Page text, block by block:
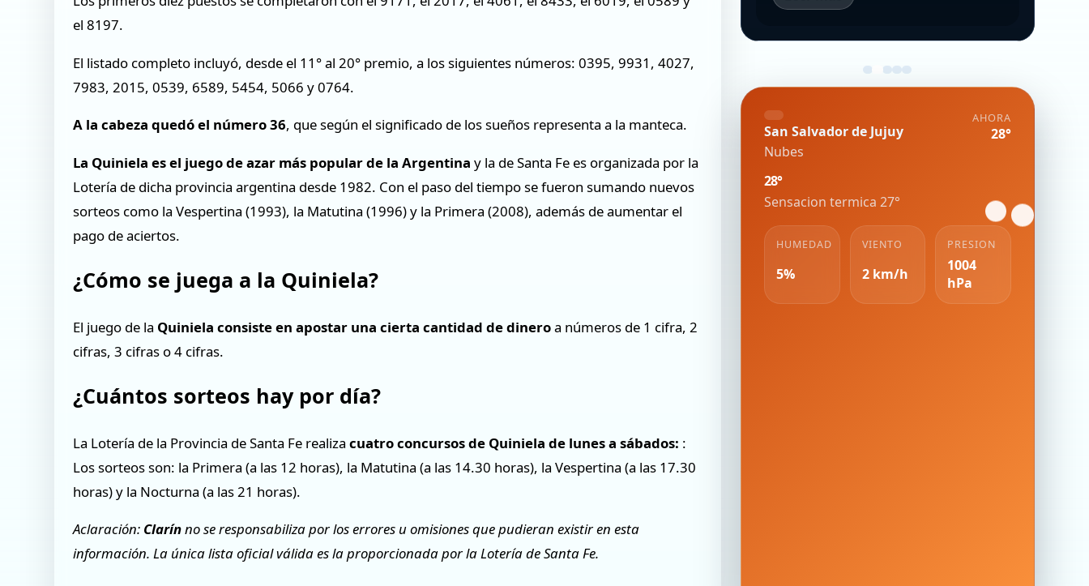
el 8197.
El listado completo incluyó, desde el 11° al 20° premio, a los siguientes números: 0395, 9931, 4027,
7983, 2015, 0539, 6589, 5454, 5066 y 0764.
A la cabeza quedó el número 36, que según el significado de los sueños representa a la manteca.
La Quiniela es el juego de azar más popular de la Argentina y la de Santa Fe es organizada por la
Lotería de dicha provincia argentina desde 1982. Con el paso del tiempo se fueron sumando nuevos
sorteos como la Vespertina (1993), la Matutina (1996) y la Primera (2008), además de aumentar el
pago de aciertos.
¿Cómo se juega a la Quiniela?
El juego de la Quiniela consiste en apostar una cierta cantidad de dineroa números de 1 cifra, 2
cifras, 3 cifras o 4 cifras.
¿Cuántos sorteos hay por día?
La Lotería de la Provincia de Santa Fe realizacuatro concursos de Quiniela de lunes a sábados: :
Los sorteos son: la Primera (a las 12 horas), la Matutina (a las 14.30 horas), la Vespertina (a las 17.30
horas) y la Nocturna (a las 21 horas).
Aclaración: Clarínno se responsabiliza por los errores u omisiones que pudieran existir en esta
información. La única lista oficial válida es la proporcionada por la Lotería de Santa Fe.
San Salvador de Jujuy
Nubes
AHORA
28°
28°
Sensacion termica 27°
HUMEDAD
5%
VIENTO
2 km/h
PRESION
1004
hPa